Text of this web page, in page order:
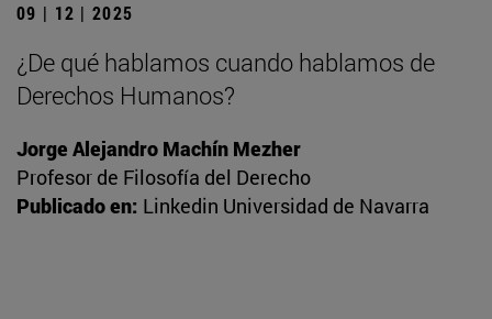
09 | 12 | 2025
¿De qué hablamos cuando hablamos de
Derechos Humanos?
Jorge Alejandro Machín Mezher
Profesor de Filosofía del Derecho
Publicado en: Linkedin Universidad de Navarra